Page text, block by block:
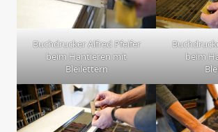
Buchdrucker Alfred Pfeifer
beim Hantieren mit
Bleilettern
beim